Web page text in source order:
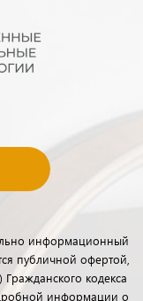
информационный
публичной офертой,
кодекса
информации о